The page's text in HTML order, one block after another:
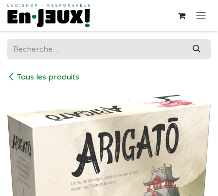
Se rendre au contenu
Tous les produits